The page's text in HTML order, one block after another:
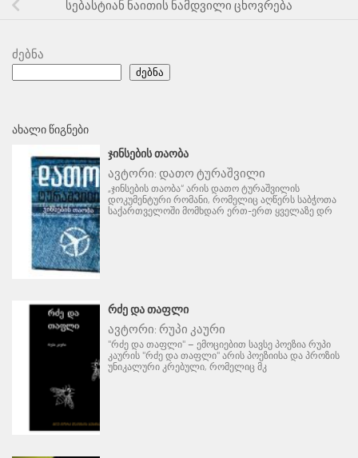
სებასტიან ნაითის ნამდვილი ცხოვრება
ძებნა
ძებნა
ᲐᲮᲐᲚᲘ ᲬᲘᲒᲜᲔᲑᲘ
ᲯᲘᲜᲡᲔᲑᲘᲡ ᲗᲐᲝᲑᲐ
ავტორი: დათო ტურაშვილი
„ჯინსების თაობა“ არის დათო ტურაშვილის
დოკუმენტური რომანი, რომელიც აღწერს საბჭოთა
საქართველოში მომხდარ ერთ-ერთ ყველაზე დრ
ᲠᲫᲔ ᲓᲐ ᲗᲐᲤᲚᲘ
ავტორი: რუპი კაური
"რძე და თაფლი" – ემოციებით სავსე პოეზია რუპი
კაურის "რძე და თაფლი" არის პოეზიისა და პროზის
უნიკალური კრებული, რომელიც მკ